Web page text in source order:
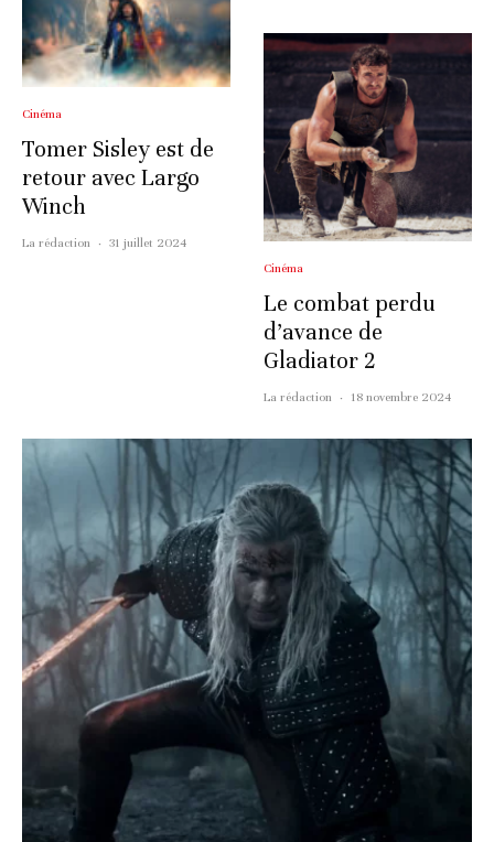
Cinéma
Tomer Sisley est de
retour avec Largo
Winch
La rédaction · 31 juillet 2024
Cinéma
Le combat perdu
d’avance de
Gladiator 2
La rédaction · 18 novembre 2024